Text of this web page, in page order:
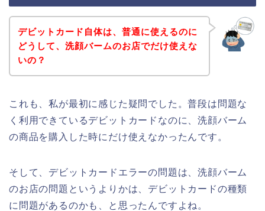
デビットカード自体は、普通に使えるのに
どうして、洗顔バームのお店でだけ使えな
いの？
これも、私が最初に感じた疑問でした。普段は問題な
く利用できているデビットカードなのに、洗顔バーム
の商品を購入した時にだけ使えなかったんです。
そして、デビットカードエラーの問題は、洗顔バーム
のお店の問題というよりかは、デビットカードの種類
に問題があるのかも、と思ったんですよね。